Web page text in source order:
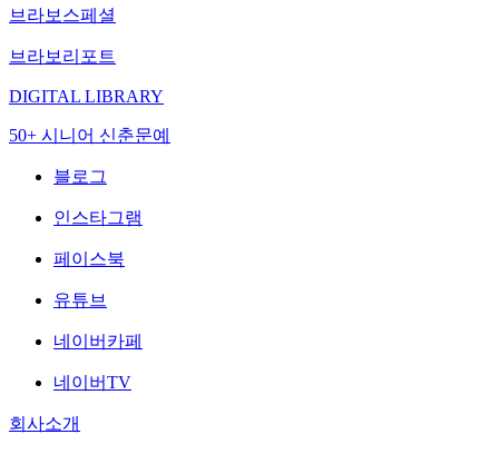
브라보스페셜
브라보리포트
DIGITAL LIBRARY
50+ 시니어 신춘문예
블로그
인스타그램
페이스북
유튜브
네이버카페
네이버TV
회사소개